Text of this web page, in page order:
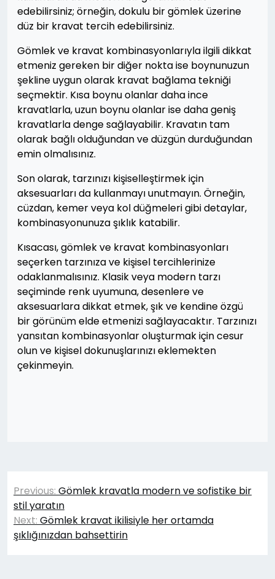
edebilirsiniz; örneğin, dokulu bir gömlek üzerine
düz bir kravat tercih edebilirsiniz.
Gömlek ve kravat kombinasyonlarıyla ilgili dikkat
etmeniz gereken bir diğer nokta ise boynunuzun
şekline uygun olarak kravat bağlama tekniği
seçmektir. Kısa boynu olanlar daha ince
kravatlarla, uzun boynu olanlar ise daha geniş
kravatlarla denge sağlayabilir. Kravatın tam
olarak bağlı olduğundan ve düzgün durduğundan
emin olmalısınız.
Son olarak, tarzınızı kişiselleştirmek için
aksesuarları da kullanmayı unutmayın. Örneğin,
cüzdan, kemer veya kol düğmeleri gibi detaylar,
kombinasyonunuza şıklık katabilir.
Kısacası, gömlek ve kravat kombinasyonları
seçerken tarzınıza ve kişisel tercihlerinize
odaklanmalısınız. Klasik veya modern tarzı
seçiminde renk uyumuna, desenlere ve
aksesuarlara dikkat etmek, şık ve kendine özgü
bir görünüm elde etmenizi sağlayacaktır. Tarzınızı
yansıtan kombinasyonlar oluşturmak için cesur
olun ve kişisel dokunuşlarınızı eklemekten
çekinmeyin.
Yazı
gezinmesi
Previous: Gömlek kravatla modern ve sofistike bir
stil yaratın
Next: Gömlek kravat ikilisiyle her ortamda
şıklığınızdan bahsettirin